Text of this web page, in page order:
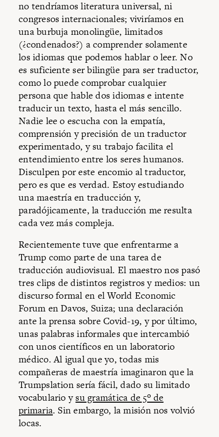
no tendríamos literatura universal, ni
congresos internacionales; viviríamos en
una burbuja monolingüe, limitados
(¿condenados?) a comprender solamente
los idiomas que podemos hablar o leer. No
es suficiente ser bilingüe para ser traductor,
como lo puede comprobar cualquier
persona que hable dos idiomas e intente
traducir un texto, hasta el más sencillo.
Nadie lee o escucha con la empatía,
comprensión y precisión de un traductor
experimentado, y su trabajo facilita el
entendimiento entre los seres humanos.
Disculpen por este encomio al traductor,
pero es que es verdad. Estoy estudiando
una maestría en traducción y,
paradójicamente, la traducción me resulta
cada vez más compleja.
Recientemente tuve que enfrentarme a
Trump como parte de una tarea de
traducción audiovisual. El maestro nos pasó
tres clips de distintos registros y medios: un
discurso formal en el World Economic
Forum en Davos, Suiza; una declaración
ante la prensa sobre Covid-19, y por último,
unas palabras informales que intercambió
con unos científicos en un laboratorio
médico. Al igual que yo, todas mis
compañeras de maestría imaginaron que la
Trumpslation sería fácil, dado su limitado
vocabulario ysu gramática de 5º de
primaria. Sin embargo, la misión nos volvió
locas.